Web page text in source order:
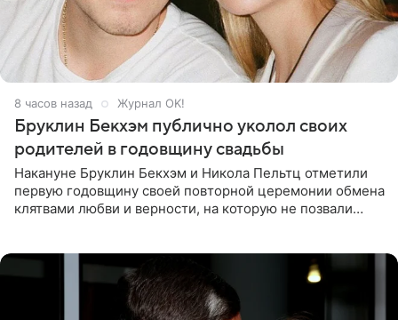
8 часов назад Журнал OK!
Бруклин Бекхэм публично уколол своих
родителей в годовщину свадьбы
Накануне Бруклин Бекхэм и Никола Пельтц отметили
первую годовщину своей повторной церемонии обмена
клятвами любви и верности, на которую не позвали